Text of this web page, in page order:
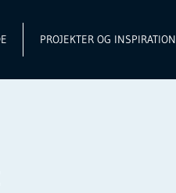
PROJEKTER OG INSPIRATION